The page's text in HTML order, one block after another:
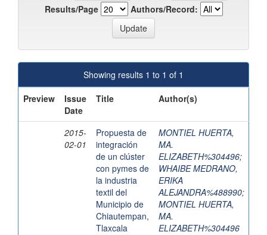
Results/Page
Authors/Record:
Showing results 1 to 1 of 1
Preview
Issue
Date
Title Author(s)
2015-
02-01
Propuesta de
integración
de un clúster
con pymes de
la industria
textil del
Municipio de
Chiautempan,
Tlaxcala
MONTIEL HUERTA,
MA.
ELIZABETH%304496;
WHAIBE MEDRANO,
ERIKA
ALEJANDRA%488990;
MONTIEL HUERTA,
MA.
ELIZABETH%304496